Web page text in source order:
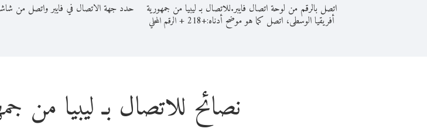
اتصل بالرقم من لوحة اتصال فايبر.للاتصال بـ ليبيا من جمهورية
أفريقيا الوسطى، اتصل كما هو موضح أدناه:+
218
+الرقم المحلي
حدد جهة الاتصال في فايبر واتصل من شاشة
نصائح للاتصال بـ ليبيا من